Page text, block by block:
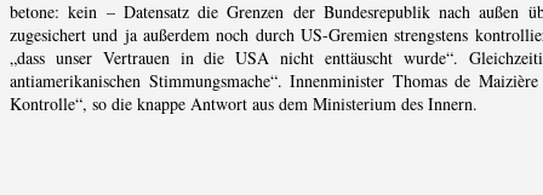
betone: kein – Datensatz die Grenzen der Bundesrepublik nach außen
zugesichert und ja außerdem noch durch US-Gremien strengstens
„dass unser Vertrauen in die USA nicht enttäuscht wurde“.
antiamerikanischen Stimmungsmache“. Innenminister Thomas de
Kontrolle“, so die knappe Antwort aus dem Ministerium des Innern.